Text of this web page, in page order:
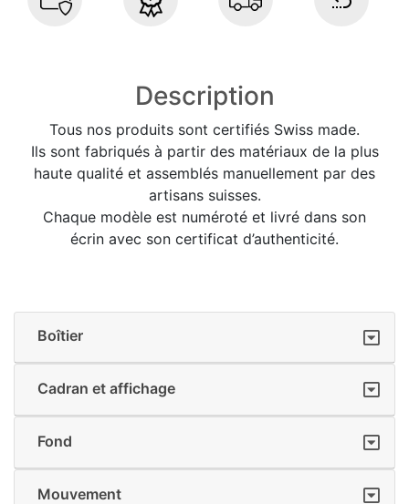
Description
Tous nos produits sont certifiés Swiss made.
Ils sont fabriqués à partir des matériaux de la plus
haute qualité et assemblés manuellement par des
artisans suisses.
Chaque modèle est numéroté et livré dans son
écrin avec son certificat d’authenticité.
Boîtier
Cadran et affichage
Fond
Mouvement